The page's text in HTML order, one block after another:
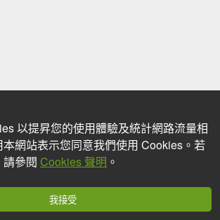
以提昇您的使用體驗及統計網路流量相
網站表示您同意我們使用 Cookies。若
參閱 Cookies 聲明 。
我接受